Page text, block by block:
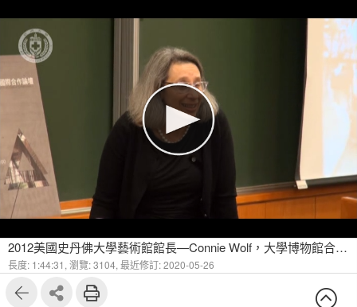
2012美國史丹佛大學藝術館館長—Connie Wolf，大學博物館合作論壇策展工作坊
長度: 1:44:31, 瀏覽: 3104, 最近修訂: 2020-05-26